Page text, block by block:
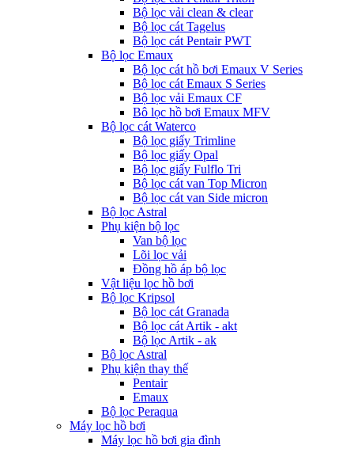
Bộ lọc vải clean & clear
Bộ lọc cát Tagelus
Bộ lọc cát Pentair PWT
Bộ lọc Emaux
Bộ lọc cát hồ bơi Emaux V Series
Bộ lọc cát Emaux S Series
Bộ lọc vải Emaux CF
Bô lọc hồ bơi Emaux MFV
Bộ lọc cát Waterco
Bộ lọc giấy Trimline
Bộ lọc giấy Opal
Bộ lọc giấy Fulflo Tri
Bộ lọc cát van Top Micron
Bộ lọc cát van Side micron
Bộ lọc Astral
Phụ kiện bộ lọc
Van bộ lọc
Lõi lọc vải
Đồng hồ áp bộ lọc
Vật liệu lọc hồ bơi
Bộ lọc Kripsol
Bộ lọc cát Granada
Bộ lọc cát Artik - akt
Bộ lọc Artik - ak
Bộ lọc Astral
Phụ kiện thay thế
Pentair
Emaux
Bộ lọc Peraqua
Máy lọc hồ bơi
Máy lọc hồ bơi gia đình